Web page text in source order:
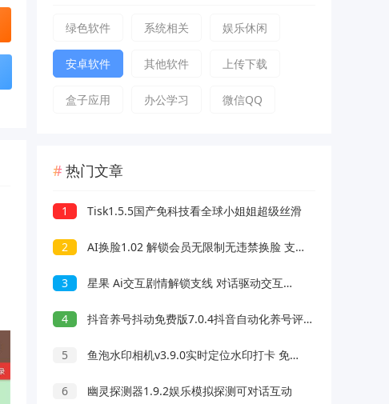
绿色软件 系统相关 娱乐休闲
安卓软件 其他软件 上传下载
盒子应用 办公学习 微信QQ
热门文章
1 Tisk1.5.5国产免科技看全球小姐姐超级丝滑
2 AI换脸1.02 解锁会员无限制无违禁换脸 支持照片/视频
3 星果 Ai交互剧情解锁支线 对话驱动交互故事剧情
4 抖音养号抖动免费版7.0.4抖音自动化养号评论脚本
5 鱼泡水印相机v3.9.0实时定位水印打卡 免费无广告
6 幽灵探测器1.9.2娱乐模拟探测可对话互动